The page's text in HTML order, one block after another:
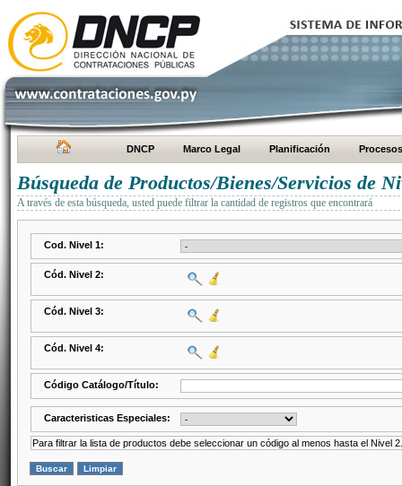
DNCP Marco Legal Planificación Procesos
Búsqueda de Productos/Bienes/Servicios de
A través de esta búsqueda, usted puede filtrar la cantidad de registros que encontrará
Cod. Nivel 1:
Cód. Nivel 2:
Cód. Nivel 3:
Cód. Nivel 4:
Código Catálogo/Título:
Caracteristicas Especiales:
Para filtrar la lista de productos debe seleccionar un código al menos hasta el Nivel 2.